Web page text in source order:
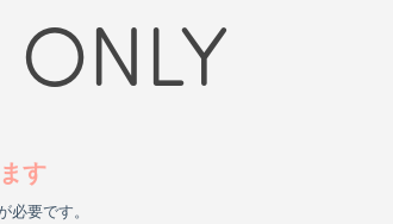
す
必要です。